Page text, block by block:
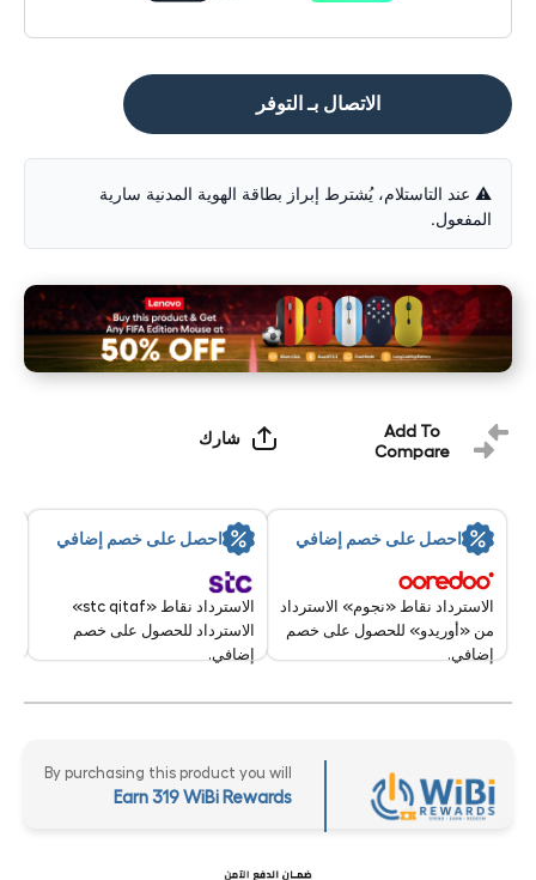
الاتصال بـ التوفر
⚠️ عند التاستلام، يُشترط إبراز بطاقة الهوية المدنية سارية
المفعول.
Add To
Compare
شارك
احصل على خصم إضافي
الاسترداد نقاط «نجوم» الاسترداد
من «أوريدو» للحصول على خصم
إضافي.
احصل على خصم إضافي
الاسترداد نقاط «stc qitaf»
الاسترداد للحصول على خصم
إضافي.
By purchasing this product you will
Earn 319 WiBi Rewards